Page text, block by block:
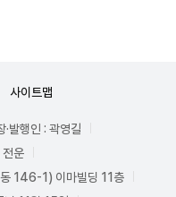
사이트맵
·발행인 : 곽영길
전운
146-1) 이마빌딩 11층